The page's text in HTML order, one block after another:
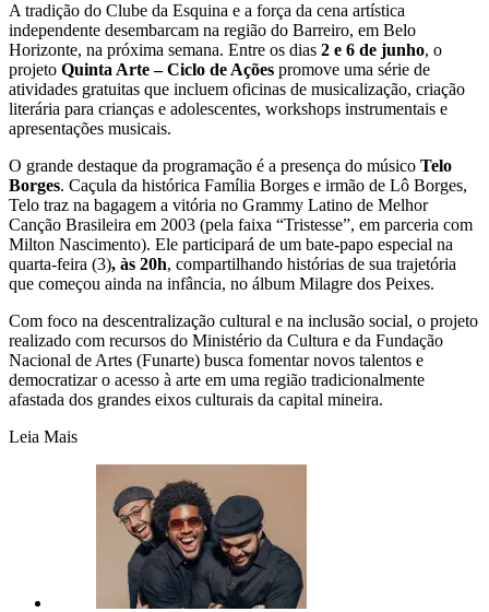
A tradição do Clube da Esquina e a força da cena artística
independente desembarcam na região do Barreiro, em Belo
Horizonte, na próxima semana. Entre os dias 2 e 6 de junho, o
projeto Quinta Arte – Ciclo de Ações promove uma série de
atividades gratuitas que incluem oficinas de musicalização, criação
literária para crianças e adolescentes, workshops instrumentais e
apresentações musicais.
O grande destaque da programação é a presença do músico Telo
Borges. Caçula da histórica Família Borges e irmão de Lô Borges,
Telo traz na bagagem a vitória no Grammy Latino de Melhor
Canção Brasileira em 2003 (pela faixa “Tristesse”, em parceria com
Milton Nascimento). Ele participará de um bate-papo especial na
quarta-feira (3), às 20h, compartilhando histórias de sua trajetória
que começou ainda na infância, no álbum Milagre dos Peixes.
Com foco na descentralização cultural e na inclusão social, o projeto
realizado com recursos do Ministério da Cultura e da Fundação
Nacional de Artes (Funarte) busca fomentar novos talentos e
democratizar o acesso à arte em uma região tradicionalmente
afastada dos grandes eixos culturais da capital mineira.
Leia Mais